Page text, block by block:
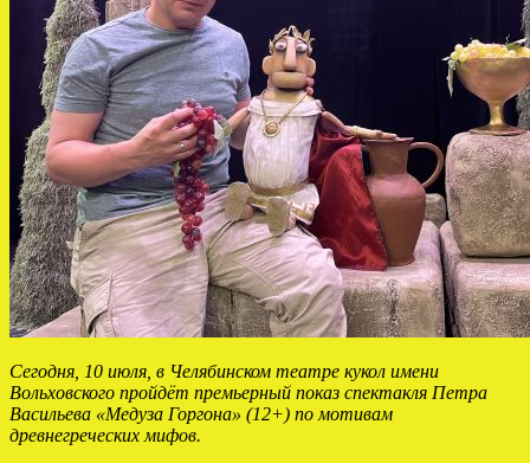
Сегодня, 10 июля, в Челябинском театре кукол имени
Вольховского пройдёт премьерный показ спектакля Петра
Васильева «Медуза Горгона» (12+) по мотивам
древнегреческих мифов.